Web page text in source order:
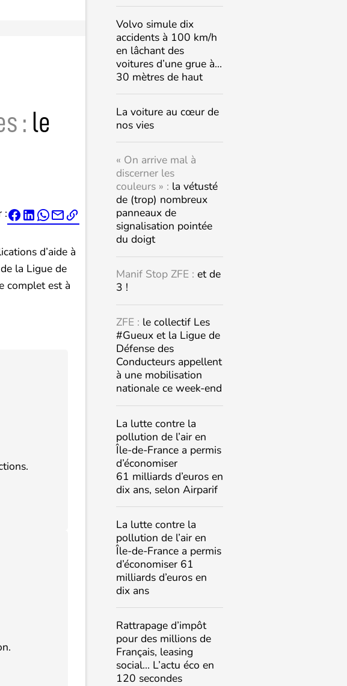
: le
:  
d’aide à
la Ligue de
complet est à
Volvo simule dix
accidents à 100 km/h
en lâchant des
voitures d’une grue à…
30 mètres de haut
La voiture au cœur de
nos vies
« On arrive mal à
discerner les
couleurs » : la vétusté
de (trop) nombreux
panneaux de
signalisation pointée
du doigt
Manif Stop ZFE : et de
3 !
ZFE : le collectif Les
#Gueux et la Ligue de
Défense des
Conducteurs appellent
à une mobilisation
nationale ce week-end
La lutte contre la
pollution de l’air en
Île-de-France a permis
d’économiser
61 milliards d’euros en
dix ans, selon Airparif
La lutte contre la
pollution de l’air en
Île-de-France a permis
d’économiser 61
milliards d’euros en
dix ans
Rattrapage d’impôt
pour des millions de
Français, leasing
social… L’actu éco en
120 secondes